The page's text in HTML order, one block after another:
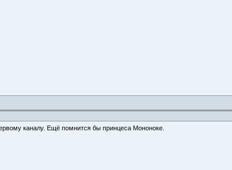
каналу. Ещё помнится бы принцеса Мононоке.